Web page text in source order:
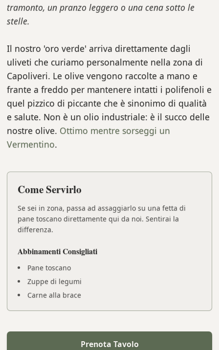
tramonto, un pranzo leggero o una cena sotto le
stelle.
Il nostro 'oro verde' arriva direttamente dagli
uliveti che curiamo personalmente nella zona di
Capoliveri. Le olive vengono raccolte a mano e
frante a freddo per mantenere intatti i polifenoli e
quel pizzico di piccante che è sinonimo di qualità
e salute. Non è un olio industriale: è il succo delle
nostre olive. Ottimo mentre sorseggi un
Vermentino.
Come Servirlo
Se sei in zona, passa ad assaggiarlo su una fetta di
pane toscano direttamente qui da noi. Sentirai la
differenza.
Abbinamenti Consigliati
Pane toscano
Zuppe di legumi
Carne alla brace
Prenota Tavolo